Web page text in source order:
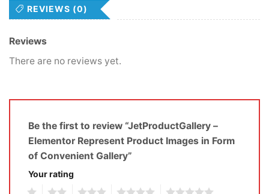
REVIEWS (0)
Reviews
There are no reviews yet.
Be the first to review “JetProductGallery –
Elementor Represent Product Images in Form
of Convenient Gallery”
Your rating